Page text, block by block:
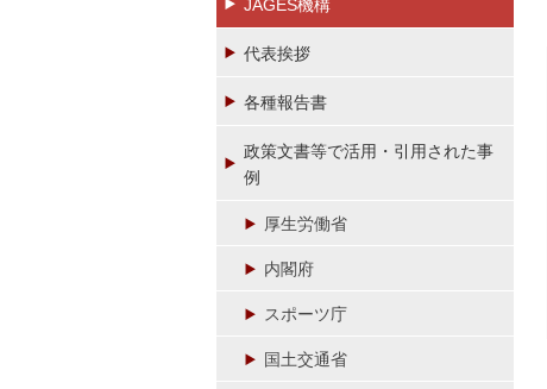
JAGES機構
代表挨拶
各種報告書
政策文書等で活用・引用された事
例
厚生労働省
内閣府
スポーツ庁
国土交通省